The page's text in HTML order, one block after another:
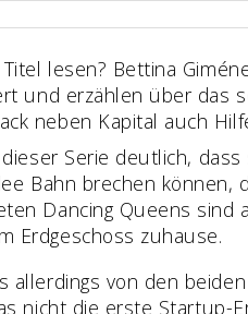
lesen? Bettina
und erzählen über das
neben Kapital auch
Serie deutlich,
Bahn brechen
Dancing Queens
Erdgeschoss zuhause.
allerdings von den
nicht die erste Startup-